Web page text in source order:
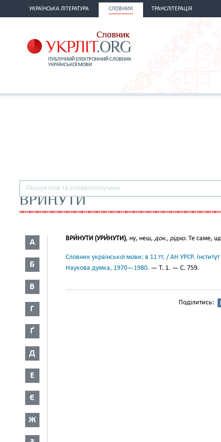
УКРАЇНСЬКА ЛІТЕРАТУРА СЛОВНИК ТРАНСЛІТЕРАЦІЯ
ВРИНУТИ
А
Б
В
Г
Ґ
Д
Е
Є
Ж
ВРИ́НУТИ (УРИ́НУТИ), ну, неш, док., рідко. Те саме,
Словник української мови: в 11 тт. / АН УРСР.
Наукова думка, 1970—1980. — Т. 1. — С. 759.
Поділитись: